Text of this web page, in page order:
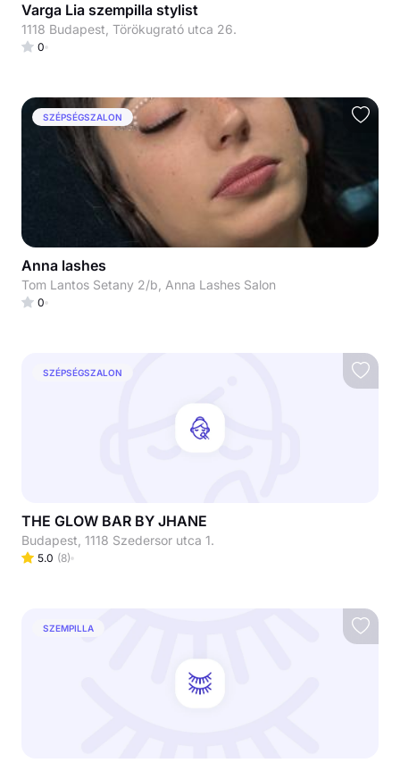
Varga Lia szempilla stylist
1118 Budapest, Törökugrató utca 26.
0
SZÉPSÉGSZALON
Anna lashes
Tom Lantos Setany 2/b, Anna Lashes Salon
0
SZÉPSÉGSZALON
THE GLOW BAR BY JHANE
Budapest, 1118 Szedersor utca 1.
5.0 (8)
SZEMPILLA